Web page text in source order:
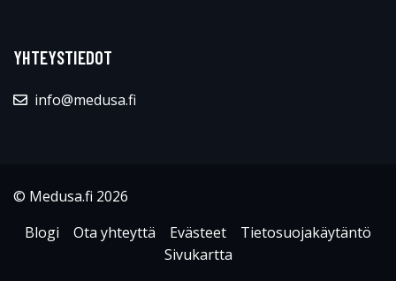
YHTEYSTIEDOT
info@medusa.fi
© Medusa.fi 2026
Blogi
Ota yhteyttä Evästeet
Tietosuojakäytäntö
Sivukartta